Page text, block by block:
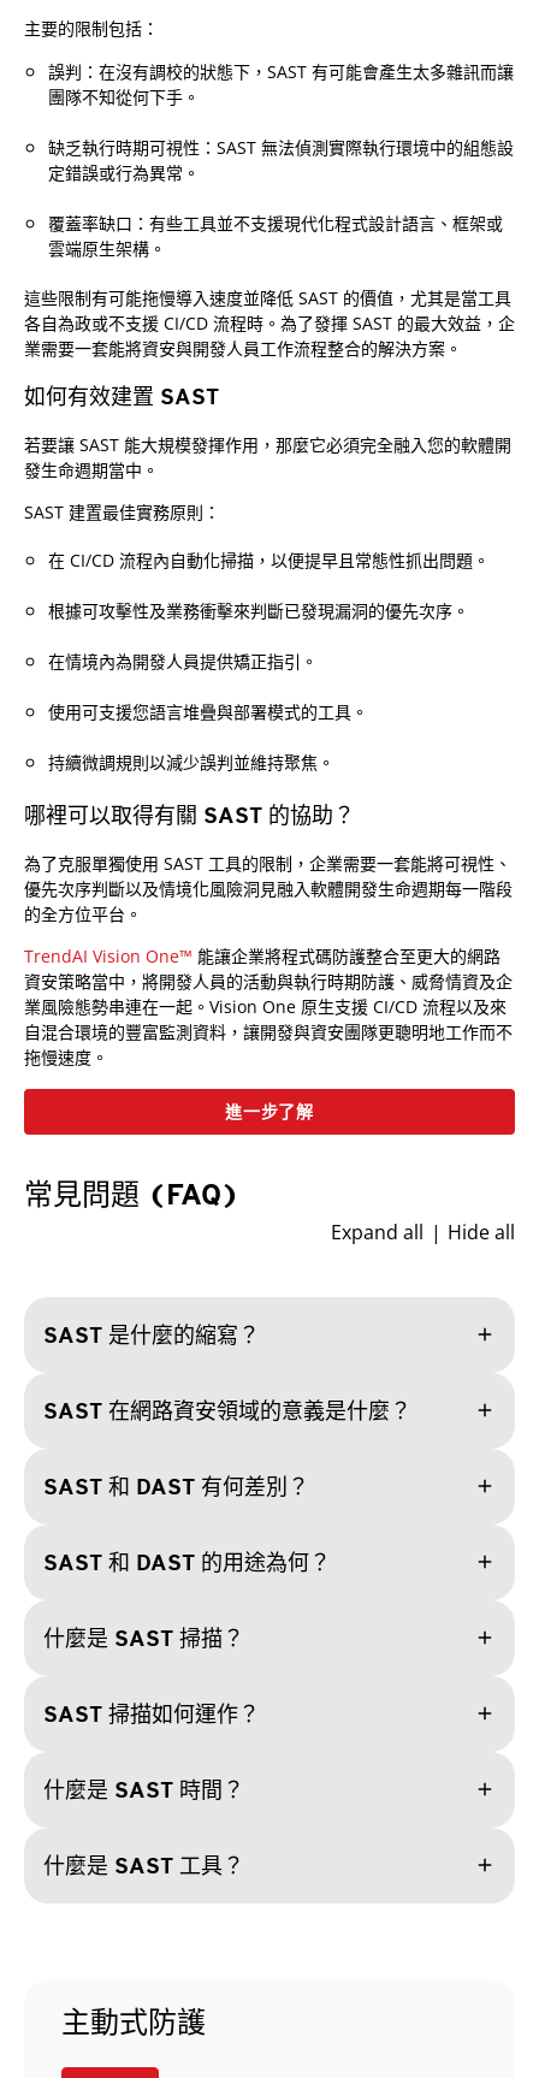
主要的限制包括：
誤判：在沒有調校的狀態下，SAST 有可能會產生太多雜訊而讓
團隊不知從何下手。
缺乏執行時期可視性：SAST 無法偵測實際執行環境中的組態設
定錯誤或行為異常。
覆蓋率缺口：有些工具並不支援現代化程式設計語言、框架或
雲端原生架構。
這些限制有可能拖慢導入速度並降低 SAST 的價值，尤其是當工具
各自為政或不支援 CI/CD 流程時。為了發揮 SAST 的最大效益，企
業需要一套能將資安與開發人員工作流程整合的解決方案。
如何有效建置 SAST
若要讓 SAST 能大規模發揮作用，那麼它必須完全融入您的軟體開
發生命週期當中。
SAST 建置最佳實務原則：
在 CI/CD 流程內自動化掃描，以便提早且常態性抓出問題。
根據可攻擊性及業務衝擊來判斷已發現漏洞的優先次序。
在情境內為開發人員提供矯正指引。
使用可支援您語言堆疊與部署模式的工具。
持續微調規則以減少誤判並維持聚焦。
哪裡可以取得有關 SAST 的協助？
為了克服單獨使用 SAST 工具的限制，企業需要一套能將可視性、
優先次序判斷以及情境化風險洞見融入軟體開發生命週期每一階段
的全方位平台。
TrendAI Vision One™ 能讓企業將程式碼防護整合至更大的網路
資安策略當中，將開發人員的活動與執行時期防護、威脅情資及企
業風險態勢串連在一起。Vision One 原生支援 CI/CD 流程以及來
自混合環境的豐富監測資料，讓開發與資安團隊更聰明地工作而不
拖慢速度。
進一步了解
常見問題 (FAQ)
Expand all Hide all
SAST 是什麼的縮寫？ add
SAST 在網路資安領域的意義是什麼？ add
SAST 和 DAST 有何差別？ add
SAST 和 DAST 的用途為何？ add
什麼是 SAST 掃描？ add
SAST 掃描如何運作？ add
什麼是 SAST 時間？ add
什麼是 SAST 工具？ add
主動式防護